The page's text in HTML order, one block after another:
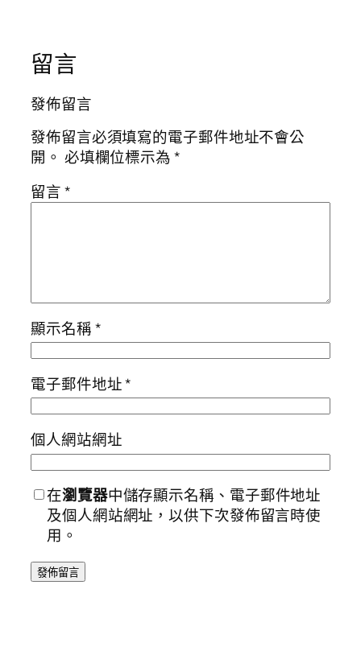
留言
發佈留言
發佈留言必須填寫的電子郵件地址不會公
開。 必填欄位標示為*
留言*
顯示名稱*
電子郵件地址*
個人網站網址
在瀏覽器中儲存顯示名稱、電子郵件地址
及個人網站網址，以供下次發佈留言時使
用。